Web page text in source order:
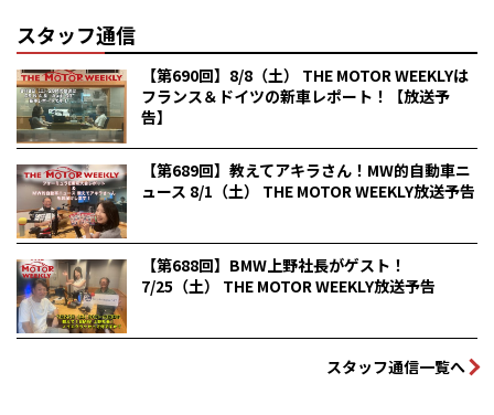
スタッフ通信
【第690回】8/8（土） THE MOTOR WEEKLYは
フランス＆ドイツの新車レポート！【放送予
告】
【第689回】教えてアキラさん！MW的自動車ニ
ュース 8/1（土） THE MOTOR WEEKLY放送予告
【第688回】BMW上野社長がゲスト！
7/25（土） THE MOTOR WEEKLY放送予告
スタッフ通信一覧へ